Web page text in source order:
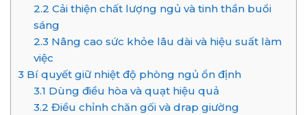
2.2 Cải thiện chất lượng ngủ và tinh thần buổi
sáng
2.3 Nâng cao sức khỏe lâu dài và hiệu suất làm
việc
3 Bí quyết giữ nhiệt độ phòng ngủ ổn định
3.1 Dùng điều hòa và quạt hiệu quả
3.2 Điều chỉnh chăn gối và drap giường